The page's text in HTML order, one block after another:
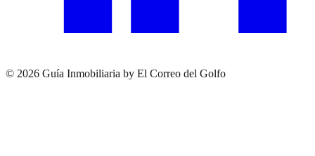
© 2026 Guía Inmobiliaria by El Correo del Golfo